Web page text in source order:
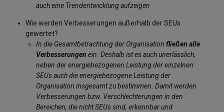
auch eine Trendentwicklung aufzeigen
Wie werden Verbesserungen außerhalb der SEUs
gewertet?
In die Gesamtbetrachtung der Organisation fließen alle
Verbesserungen ein. Deshalb ist es auch unerlässlich,
neben der energiebezogenen Leistung der einzelnen
SEUs auch die energiebezogene Leistung der
Organisation insgesamt zu bestimmen. Damit werden
Verbesserungen bzw. Verschlechterungen in den
Bereichen, die nicht SEUs sind, erkennbar und